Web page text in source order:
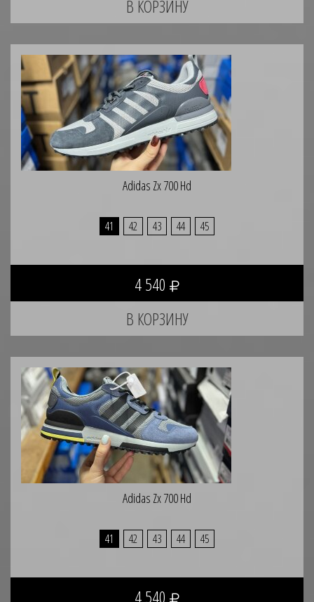
Adidas Zx 700 Hd
41 42 43 44 45
4 540
Adidas Zx 700 Hd
41 42 43 44 45
4 540